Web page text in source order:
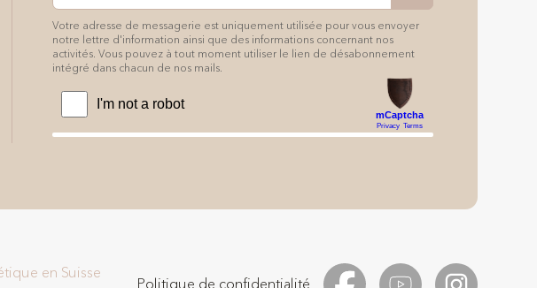
Votre adresse de messagerie est uniquement utilisée pour vous envoyer
notre lettre d'information ainsi que des informations concernant nos
activités. Vous pouvez à tout moment utiliser le lien de désabonnement
intégré dans chacun de nos mails.
en Suisse
Politique de confidentialité